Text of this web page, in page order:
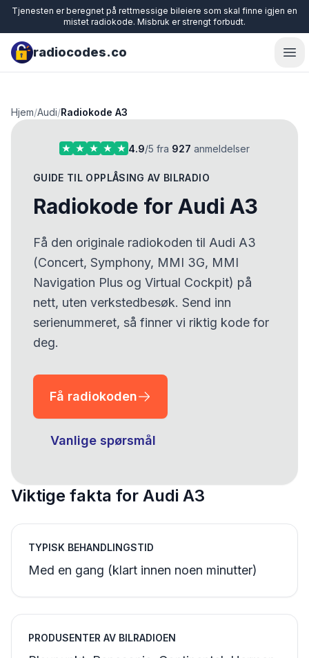
Tjenesten er beregnet på rettmessige bileiere som skal finne igjen en
mistet radiokode. Misbruk er strengt forbudt.
radiocodes.co
Hjem/Audi/Radiokode A3
4.9/5 fra 927 anmeldelser
GUIDE TIL OPPLÅSING AV BILRADIO
Radiokode for Audi A3
Få den originale radiokoden til Audi A3
(Concert, Symphony, MMI 3G, MMI
Navigation Plus og Virtual Cockpit) på
nett, uten verkstedbesøk. Send inn
serienummeret, så finner vi riktig kode for
deg.
Få radiokoden
Vanlige spørsmål
Viktige fakta for Audi A3
TYPISK BEHANDLINGSTID
Med en gang (klart innen noen minutter)
PRODUSENTER AV BILRADIOEN